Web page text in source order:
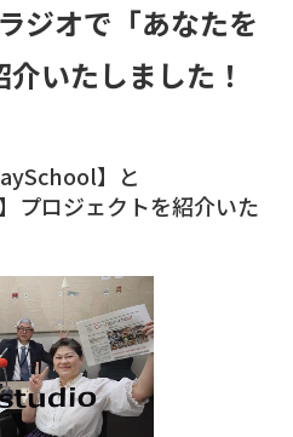
ジオで「あなたを
いたしました！
】と
プロジェクトを紹介いた